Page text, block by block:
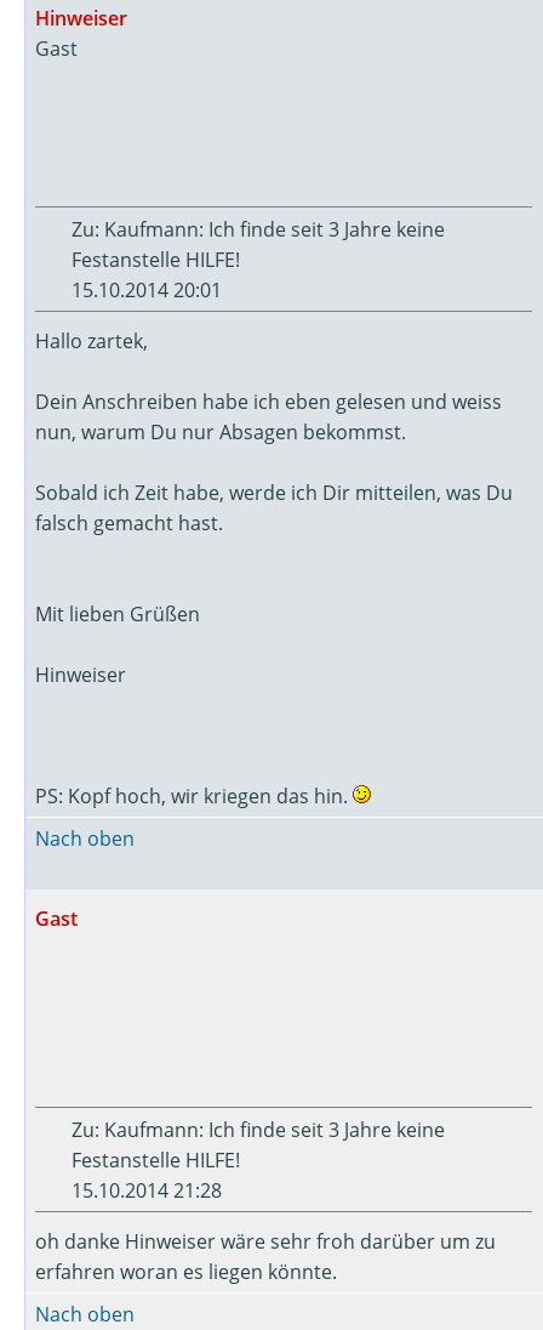
Hinweiser
Gast
Zu: Kaufmann: Ich finde seit 3 Jahre keine
Festanstelle HILFE!
15.10.2014 20:01
Hallo zartek,
Dein Anschreiben habe ich eben gelesen und weiss
nun, warum Du nur Absagen bekommst.
Sobald ich Zeit habe, werde ich Dir mitteilen, was Du
falsch gemacht hast.
Mit lieben Grüßen
Hinweiser
PS: Kopf hoch, wir kriegen das hin.
Nach oben
Gast
Zu: Kaufmann: Ich finde seit 3 Jahre keine
Festanstelle HILFE!
15.10.2014 21:28
oh danke Hinweiser wäre sehr froh darüber um zu
erfahren woran es liegen könnte.
Nach oben